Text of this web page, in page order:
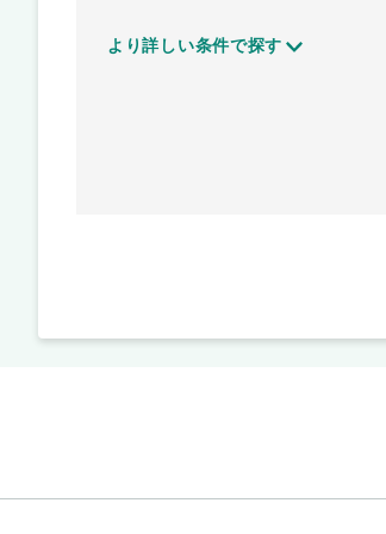
より詳しい条件で探す